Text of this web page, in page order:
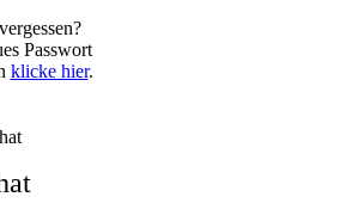
Passwort
klicke hier.